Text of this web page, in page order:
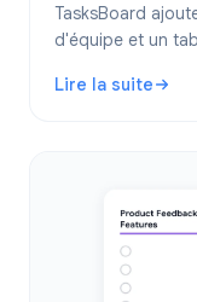
TasksBoard
d'équipe et un
fonctionnalités,
Lire la suite
: Avis sur